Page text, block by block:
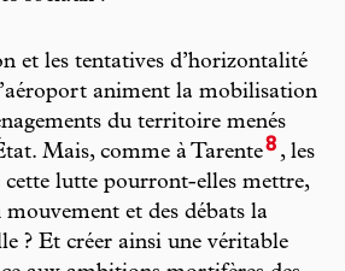
et les tentatives d’horizontalité
animent la mobilisation
du territoire menés
Mais, comme à Tarente8 , les
cette lutte pourront-elles mettre,
mouvement et des débats la
? Et créer ainsi une véritable